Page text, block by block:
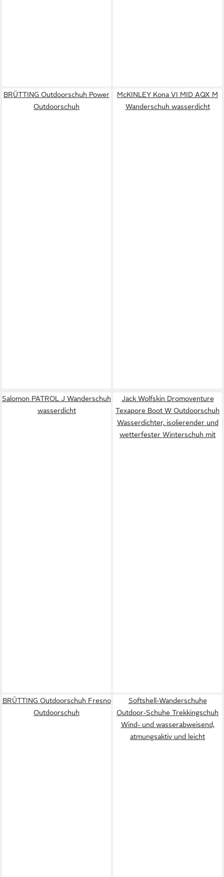
BRÜTTING Outdoorschuh Power
Outdoorschuh
McKINLEY Kona VI MID AQX M
Wanderschuh wasserdicht
Salomon PATROL J Wanderschuh
wasserdicht
Jack Wolfskin Dromoventure
Texapore Boot W Outdoorschuh
Wasserdichter, isolierender und
wetterfester Winterschuh mit
BRÜTTING Outdoorschuh Fresno
Outdoorschuh
Softshell-Wanderschuhe
Outdoor-Schuhe Trekkingschuh
Wind- und wasserabweisend,
atmungsaktiv und leicht